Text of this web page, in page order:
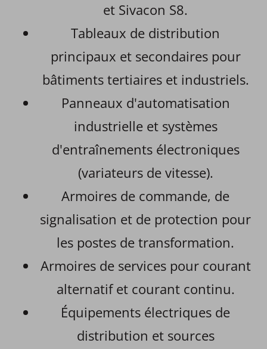
et Sivacon S8.
Tableaux de distribution
principaux et secondaires pour
bâtiments tertiaires et industriels.
Panneaux d'automatisation
industrielle et systèmes
d'entraînements électroniques
(variateurs de vitesse).
Armoires de commande, de
signalisation et de protection pour
les postes de transformation.
Armoires de services pour courant
alternatif et courant continu.
Équipements électriques de
distribution et sources